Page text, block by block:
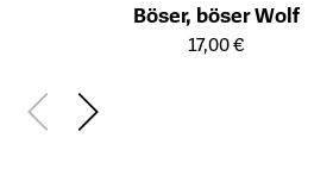
Böser, böser Wolf
Öffnet die Detailseite des Produkts
17,00 €